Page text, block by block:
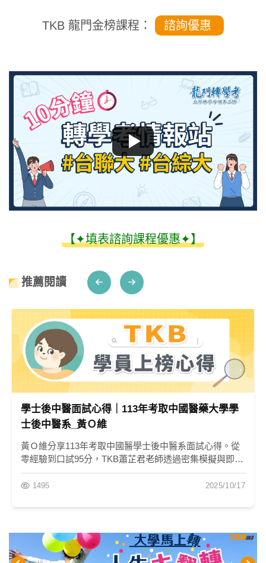
TKB 龍門金榜課程： 諮詢優惠
【✦填表諮詢課程優惠✦】
推薦閱讀
學士後中醫面試心得｜113年考取中國醫藥大學學
士後中醫系_黃Ｏ維
黃Ｏ維分享113年考取中國醫學士後中醫系面試心得。從
零經驗到口試95分，TKB蕭芷君老師透過密集模擬與即時
回饋，助他兩週內掌握MMI技巧，成功翻轉上榜。
1495 2025/10/17